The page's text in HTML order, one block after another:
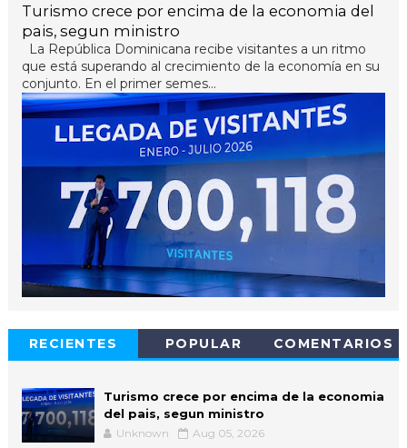
Turismo crece por encima de la economia del
pais, segun ministro
La República Dominicana recibe visitantes a un ritmo
que está superando al crecimiento de la economía en su
conjunto. En el primer semes...
RECIENTES POPULAR COMENTARIOS
Turismo crece por encima de la economia
del pais, segun ministro
Unknown Aug 05, 2026